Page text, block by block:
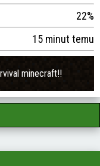
22%
15 minut temu
minecraft!!